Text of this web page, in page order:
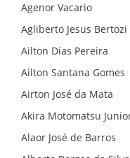
Agenor Vacario
Agliberto Jesus Bertozi
Ailton Dias Pereira
Ailton Santana Gomes
Airton José da Mata
Akira Motomatsu
Alaor José de Barros